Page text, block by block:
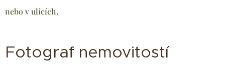
nebo v ulicích.
Fotograf nemovitostí